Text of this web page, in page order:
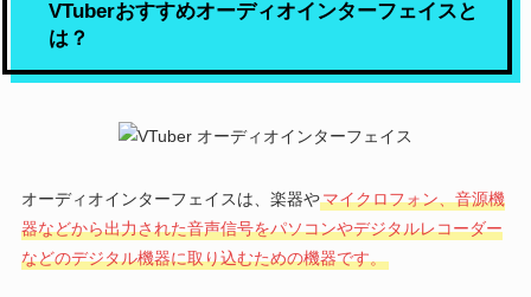
VTuberおすすめオーディオインターフェイスと
は？
オーディオインターフェイスは、楽器やマイクロフォン、音源機
器などから出力された音声信号をパソコンやデジタルレコーダー
などのデジタル機器に取り込むための機器です。